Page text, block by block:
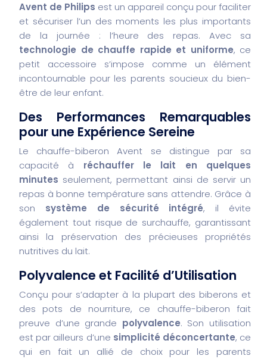
Avent de Philips est un appareil conçu pour faciliter
et sécuriser l’un des moments les plus importants
de la journée : l’heure des repas. Avec sa
technologie de chauffe rapide et uniforme, ce
petit accessoire s’impose comme un élément
incontournable pour les parents soucieux du bien-
être de leur enfant.
Des Performances Remarquables
pour une Expérience Sereine
Le chauffe-biberon Avent se distingue par sa
capacité à réchauffer le lait en quelques
minutes seulement, permettant ainsi de servir un
repas à bonne température sans attendre. Grâce à
son système de sécurité intégré, il évite
également tout risque de surchauffe, garantissant
ainsi la préservation des précieuses propriétés
nutritives du lait.
Polyvalence et Facilité d’Utilisation
Conçu pour s’adapter à la plupart des biberons et
des pots de nourriture, ce chauffe-biberon fait
preuve d’une grande polyvalence. Son utilisation
est par ailleurs d’une simplicité déconcertante, ce
qui en fait un allié de choix pour les parents